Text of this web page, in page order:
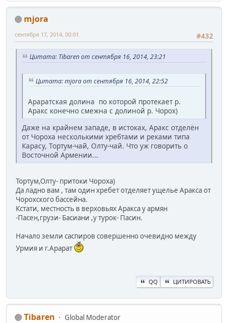
mjora
#432
сентября 17, 2014, 00:01
Цитата: Tibaren от сентября 16, 2014, 23:21
Цитата: mjora от сентября 16, 2014, 22:52
Араратская долина по которой протекает р.
Аракс конечно смежна с долиной р. Чорох)
Даже на крайнем западе, в истоках, Аракс отделён
от Чороха несколькими хребтами и реками типа
Карасу, Тортум-чай, Олту-чай. Что уж говорить о
Восточной Армении...
Тортум,Олту- притоки Чороха)
Да ладно вам , там один хребет отделяет ущелье Аракса от
Чорохского бассейна.
Кстати, местность в верховьях Аракса у армян
-Пасен,грузи- Басиани ,у турок- Пасин.
Начало земли саспиров совершенно очевидно между
Урмия и г.Арарат
QQ ЦИТИРОВАТЬ
Tibaren
Global Moderator